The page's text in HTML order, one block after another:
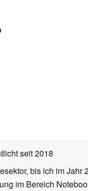
seit 2018
bis ich im Jahr
im Bereich